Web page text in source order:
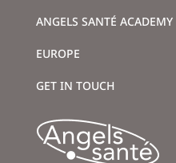
ANGELS SANTÉ ACADEMY
EUROPE
GET IN TOUCH